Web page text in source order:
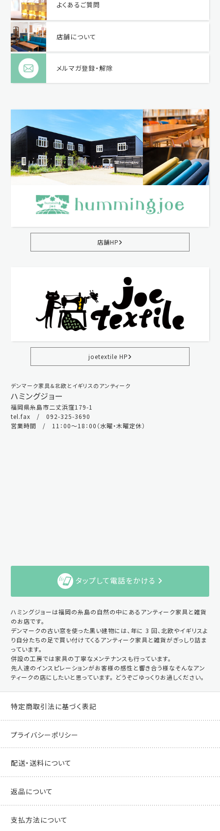
よくあるご質問
店舗について
メルマガ登録・解除
店舗HP
joetextile HP
デンマーク家具＆北欧とイギリスのアンティーク
ハミングジョー
福岡県糸島市二丈浜窪179-1
tel.fax / 092-325-3690
営業時間 / 11：00～18：00（水曜・木曜定休）
タップして電話をかける
ハミングジョーは福岡の糸島の自然の中にあるアンティーク家具と雑貨
のお店です。
デンマークの古い窓を使った黒い建物には、年に 3 回、北欧やイギリスよ
り自分たちの足で買い付けてくるアンティーク家具と雑貨がぎっしり詰ま
っています。
併設の工房では家具の丁寧なメンテナンスも行っています。
先人達のインスピレーションがお客様の感性と響き合う様なそんなアン
ティークの店にしたいと思っています。 どうぞごゆっくりお過しください。
特定商取引法に基づく表記
プライバシーポリシー
配送・送料について
返品について
支払方法について